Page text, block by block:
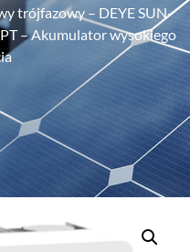
trójfazowy – DEYE SUN-
– Akumulator wysokiego